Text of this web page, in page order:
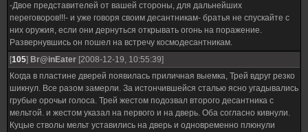
-Двое представителей от вашей стороны, для дальнейших
переговоров!!!- и уже говоря своим десантникам- братья не спускайте с
них оружия, если они дернуться открывать огонь на поражение.
Развернувшись он пошел на встречу космодесантникам.
[105] Br@inEater [2008-12-19, 10:55:39]
Когда в пластине дверей появилась приличная выемка, Трей вдруг резко
шикнул. Все разом замерли. За истончившейся сталью ясно угадывались
грубые орочьи голоса. Трей жестом подозвал второго десантника с
мельтой. и жестом указал на первого и на дверь. Оба согласно кивнули.
Куцые стволы мельт уставились на дверь и одновременно плюнули